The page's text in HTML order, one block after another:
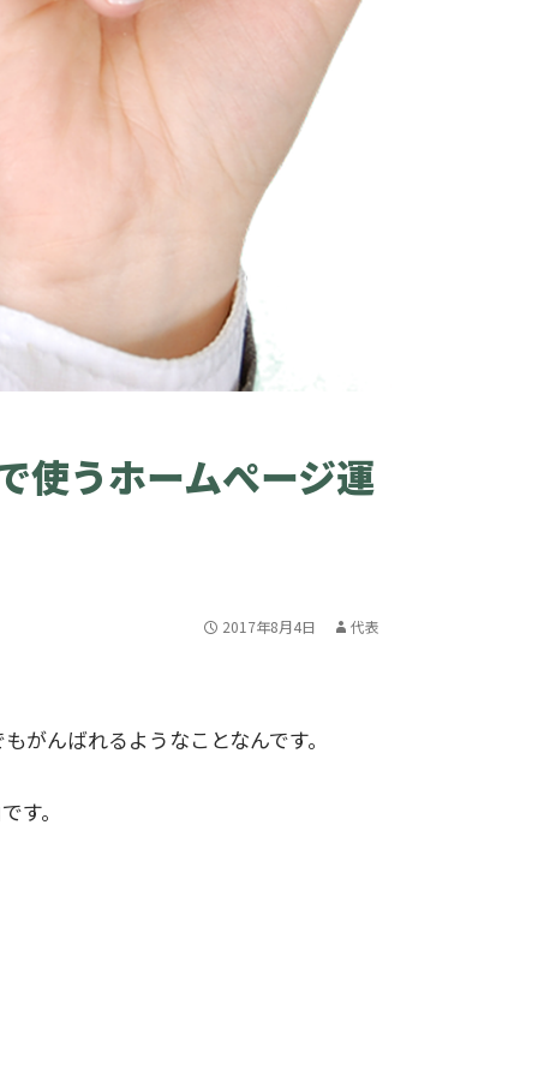
使うホームぺージ運
2017年8月4日 代表
がんばれるようなことなんです。
す。